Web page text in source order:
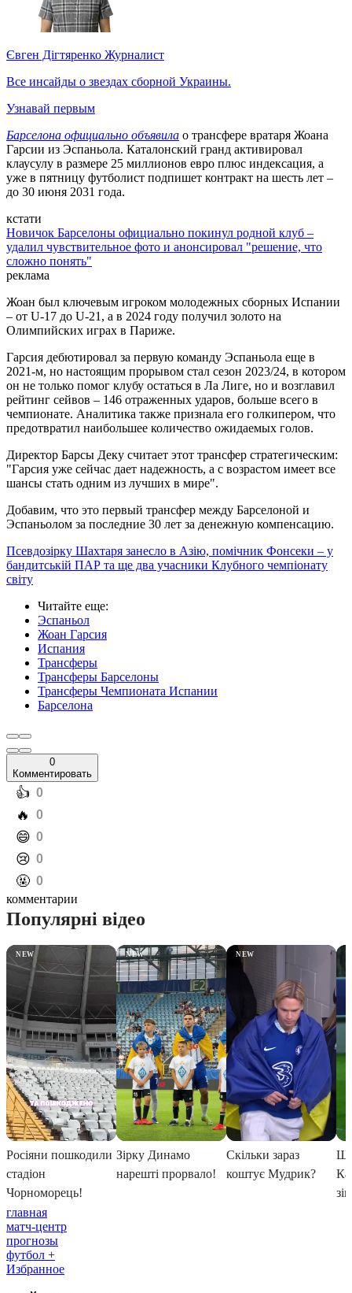
Євген Дігтяренко Журналист
Все инсайды о звездах сборной Украины.
Узнавай первым
Барселона официально объявила о трансфере вратаря Жоана
Гарсии из Эспаньола. Каталонский гранд активировал
клаусулу в размере 25 миллионов евро плюс индексация, а
уже в пятницу футболист подпишет контракт на шесть лет –
до 30 июня 2031 года.
кстати
Новичок Барселоны официально покинул родной клуб –
удалил чувствительное фото и анонсировал "решение, что
сложно понять"
реклама
Жоан был ключевым игроком молодежных сборных Испании
– от U-17 до U-21, а в 2024 году получил золото на
Олимпийских играх в Париже.
Гарсия дебютировал за первую команду Эспаньола еще в
2021-м, но настоящим прорывом стал сезон 2023/24, в котором
он не только помог клубу остаться в Ла Лиге, но и возглавил
рейтинг сейвов – 146 отраженных ударов, больше всего в
чемпионате. Аналитика также признала его голкипером, что
предотвратил наибольшее количество ожидаемых голов.
Директор Барсы Деку считает этот трансфер стратегическим:
"Гарсия уже сейчас дает надежность, а с возрастом имеет все
шансы стать одним из лучших в мире".
Добавим, что это первый трансфер между Барселоной и
Эспаньолом за последние 30 лет за денежную компенсацию.
Псевдозірку Шахтаря занесло в Азію, помічник Фонсеки – у
бандитській ПАР та ще два учасники Клубного чемпіонату
світу
Читайте еще:
Эспаньол
Жоан Гарсия
Испания
Трансферы
Трансферы Барселоны
Трансферы Чемпионата Испании
Барселона
0
Комментировать
️👍 0
️🔥 0
️😄 0
️😢 0
️🤬 0
комментарии
главная
матч-центр
прогнозы
футбол +
Избранное